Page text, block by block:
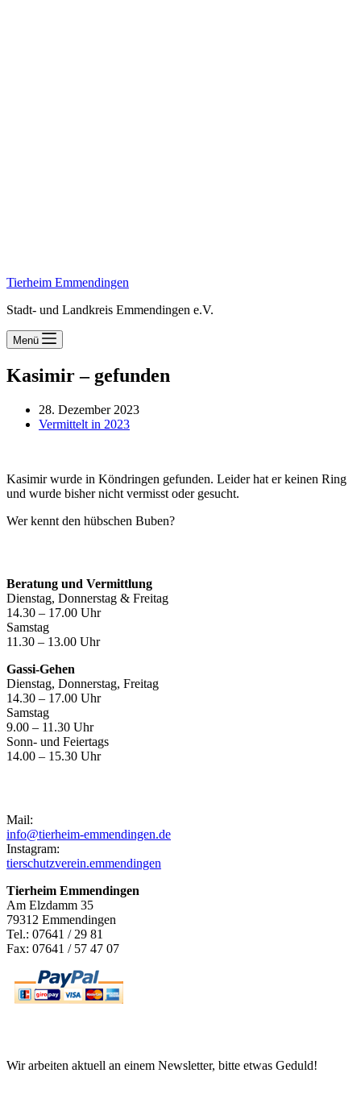
Tierheim Emmendingen
Stadt- und Landkreis Emmendingen e.V.
Menü
Kasimir – gefunden
28. Dezember 2023
Vermittelt in 2023
Kasimir wurde in Köndringen gefunden. Leider hat er keinen Ring
und wurde bisher nicht vermisst oder gesucht.
Wer kennt den hübschen Buben?
Beratung und Vermittlung
Dienstag, Donnerstag & Freitag
14.30 – 17.00 Uhr
Samstag
11.30 – 13.00 Uhr
Gassi-Gehen
Dienstag, Donnerstag, Freitag
14.30 – 17.00 Uhr
Samstag
9.00 – 11.30 Uhr
Sonn- und Feiertags
14.00 – 15.30 Uhr
Mail:
info@tierheim-emmendingen.de
Instagram:
tierschutzverein.emmendingen
Tierheim Emmendingen
Am Elzdamm 35
79312 Emmendingen
Tel.: 07641 / 29 81
Fax: 07641 / 57 47 07
Wir arbeiten aktuell an einem Newsletter, bitte etwas Geduld!